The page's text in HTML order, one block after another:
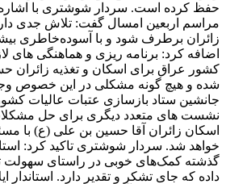
حفظ کرده است. سردار شوشتری با اشاره
مراسم اربعین امسال گفت: تلاش جدی
زائران برطرف شود و با آسوده‌خاطری
اضافه کرد: برنامه ریزی و هماهنگی های
کشور عراق برای اسکان و تغذیه زائران
شده و هیچ گونه مشکلی در این خصوص
جانشین ستاد بازسازی عتبات عالیات کشور
نشست های متعدد دیگری برای حل
اسکان زائران آقا حسین بن علی (ع) با
خواهد شد. سردار شوشتری تاکید کرد:
گذشته کمک‌های خوبی در راستای سهولت
داده که جای تشکر و تقدیر دارد. استاندار